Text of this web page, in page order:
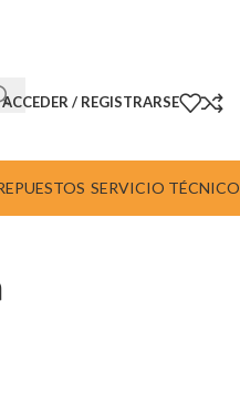
ACCEDER / REGISTRARSE
SERVICIO TÉCNICO